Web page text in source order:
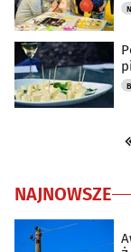
NAJNOWSZE